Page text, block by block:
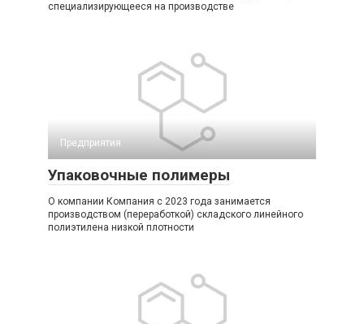
специализирующееся на производстве
Предприятия
Упаковочные полимеры
О компании Компания с 2023 года занимается
производством (переработкой) складского линейного
полиэтилена низкой плотности